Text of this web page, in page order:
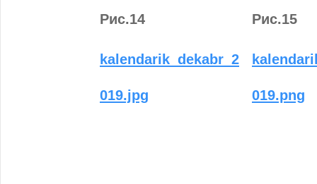
Рис.14
kalendarik_dekabr_2
019.jpg
Рис.15
019.png